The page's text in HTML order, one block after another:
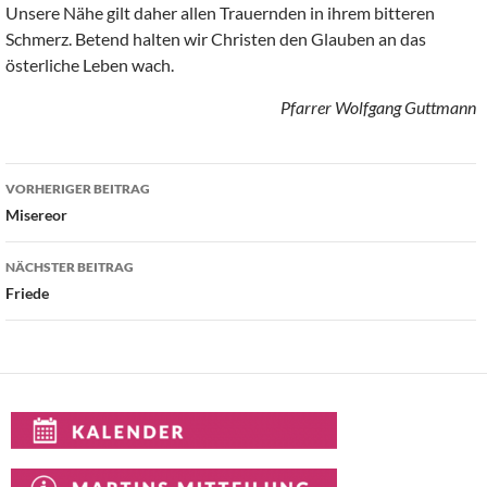
Unsere Nähe gilt daher allen Trauernden in ihrem bitteren
Schmerz. Betend halten wir Christen den Glauben an das
österliche Leben wach.
Pfarrer Wolfgang Guttmann
Beitragsnavigation
VORHERIGER BEITRAG
Misereor
NÄCHSTER BEITRAG
Friede